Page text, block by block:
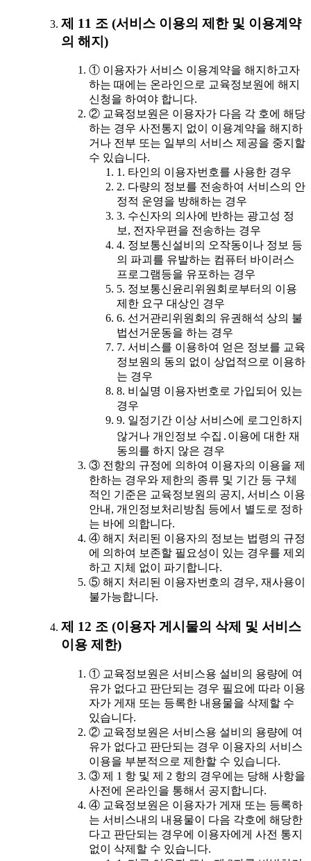
제 11 조 (서비스 이용의 제한 및 이용계약
의 해지)
① 이용자가 서비스 이용계약을 해지하고자
하는 때에는 온라인으로 교육정보원에 해지
신청을 하여야 합니다.
② 교육정보원은 이용자가 다음 각 호에 해당
하는 경우 사전통지 없이 이용계약을 해지하
거나 전부 또는 일부의 서비스 제공을 중지할
수 있습니다.
1. 타인의 이용자번호를 사용한 경우
2. 다량의 정보를 전송하여 서비스의 안
정적 운영을 방해하는 경우
3. 수신자의 의사에 반하는 광고성 정
보, 전자우편을 전송하는 경우
4. 정보통신설비의 오작동이나 정보 등
의 파괴를 유발하는 컴퓨터 바이러스
프로그램등을 유포하는 경우
5. 정보통신윤리위원회로부터의 이용
제한 요구 대상인 경우
6. 선거관리위원회의 유권해석 상의 불
법선거운동을 하는 경우
7. 서비스를 이용하여 얻은 정보를 교육
정보원의 동의 없이 상업적으로 이용하
는 경우
8. 비실명 이용자번호로 가입되어 있는
경우
9. 일정기간 이상 서비스에 로그인하지
않거나 개인정보 수집․이용에 대한 재
동의를 하지 않은 경우
③ 전항의 규정에 의하여 이용자의 이용을 제
한하는 경우와 제한의 종류 및 기간 등 구체
적인 기준은 교육정보원의 공지, 서비스 이용
안내, 개인정보처리방침 등에서 별도로 정하
는 바에 의합니다.
④ 해지 처리된 이용자의 정보는 법령의 규정
에 의하여 보존할 필요성이 있는 경우를 제외
하고 지체 없이 파기합니다.
⑤ 해지 처리된 이용자번호의 경우, 재사용이
불가능합니다.
제 12 조 (이용자 게시물의 삭제 및 서비스
이용 제한)
① 교육정보원은 서비스용 설비의 용량에 여
유가 없다고 판단되는 경우 필요에 따라 이용
자가 게재 또는 등록한 내용물을 삭제할 수
있습니다.
② 교육정보원은 서비스용 설비의 용량에 여
유가 없다고 판단되는 경우 이용자의 서비스
이용을 부분적으로 제한할 수 있습니다.
③ 제 1 항 및 제 2 항의 경우에는 당해 사항을
사전에 온라인을 통해서 공지합니다.
④ 교육정보원은 이용자가 게재 또는 등록하
는 서비스내의 내용물이 다음 각호에 해당한
다고 판단되는 경우에 이용자에게 사전 통지
없이 삭제할 수 있습니다.